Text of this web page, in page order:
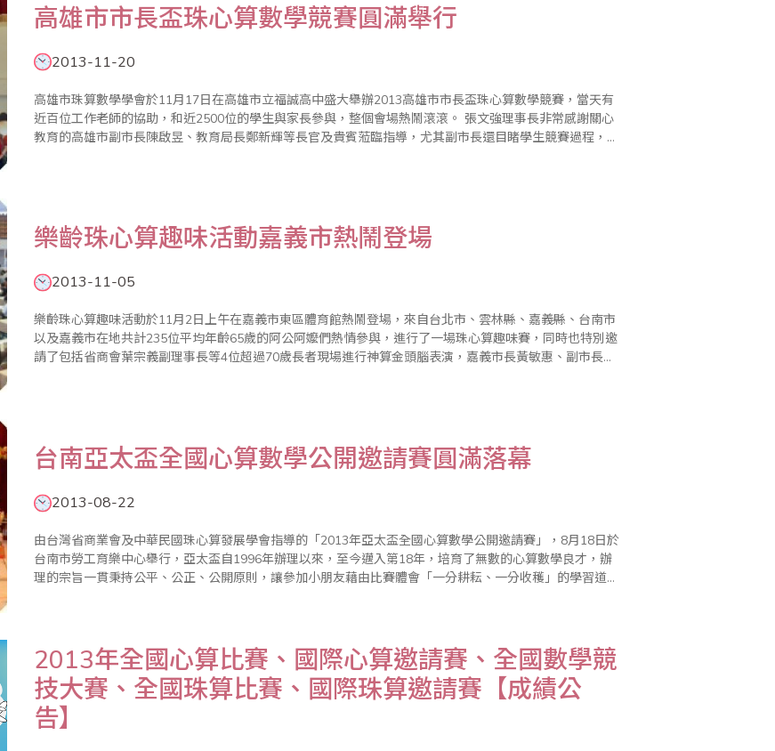
高雄市市長盃珠心算數學競賽圓滿舉行
2013-11-20
高雄市珠算數學學會於11月17日在高雄市立福誠高中盛大舉辦2013高雄市市長盃珠心算數學競賽，當天有
近百位工作老師的協助，和近2500位的學生與家長參與，整個會場熱鬧滾滾。 張文強理事長非常感謝關心
教育的高雄市副市長陳啟昱、教育局長鄭新輝等長官及貴賓蒞臨指導，尤其副市長還目睹學生競賽過程，全
樂齡珠心算趣味活動嘉義市熱鬧登場
2013-11-05
樂齡珠心算趣味活動於11月2日上午在嘉義市東區體育館熱鬧登場，來自台北市、雲林縣、嘉義縣、台南市
以及嘉義市在地共計235位平均年齡65歲的阿公阿嬤們熱情參與，進行了一場珠心算趣味賽，同時也特別邀
請了包括省商會葉宗義副理事長等4位超過70歲長者現場進行神算金頭腦表演，嘉義市長黃敏惠、副市長李
台南亞太盃全國心算數學公開邀請賽圓滿落幕
2013-08-22
由台灣省商業會及中華民國珠心算發展學會指導的「2013年亞太盃全國心算數學公開邀請賽」，8月18日於
台南市勞工育樂中心舉行，亞太盃自1996年辦理以來，至今邁入第18年，培育了無數的心算數學良才，辦
理的宗旨一貫秉持公平、公正、公開原則，讓參加小朋友藉由比賽體會「一分耕耘、一分收穫」的學習道
2013年全國心算比賽、國際心算邀請賽、全國數學競
技大賽、全國珠算比賽、國際珠算邀請賽【成績公
告】